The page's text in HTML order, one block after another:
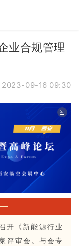
业合规管理
2023-09-16 09:30
开《新能源行业
评审会。与会专